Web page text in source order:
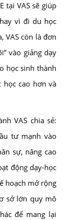
tại VAS sẽ giúp
vì đi du học
VAS còn là đơn
vào giảng dạy
học sinh thành
học cao hơn và
VAS chia sẻ:
tư mạnh vào
sự, nâng cao
động dạy-học
hoạch mở rộng
sở lớn quy mô
để mang lại